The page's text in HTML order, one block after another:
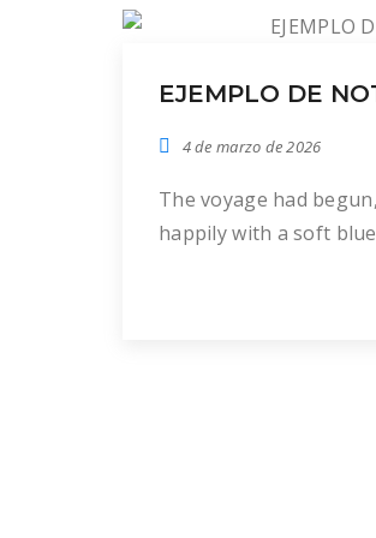
EJEMPLO DE
4 de marzo de 2026
The voyage had
happily with a soft